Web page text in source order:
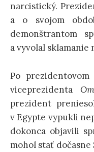
narcistický.
a o svojom
demonštrantom
a vyvolal sklamanie
Po
viceprezidenta
prezident
v Egypte vypukli
dokonca objavili
mohol stať dočasne